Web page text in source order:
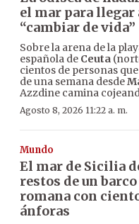
el mar para llegar
“cambiar de vida”
Sobre la arena de la
española de Ceuta
cientos de personas
de una semana desde
Azzdine camina
Agosto 8, 2026 11:22 a. m.
Mundo
El mar de Sicilia
restos de un
romana con
ánforas